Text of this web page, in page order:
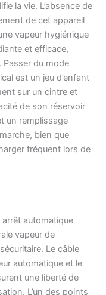
la vie. L’absence de
de cet appareil
vapeur hygiénique
et efficace,
Passer du mode
est un jeu d’enfant
sur un cintre et
de son réservoir
un remplissage
bien que
fréquent lors de
arrêt automatique
vapeur de
Le câble
automatique et le
une liberté de
L’un des points